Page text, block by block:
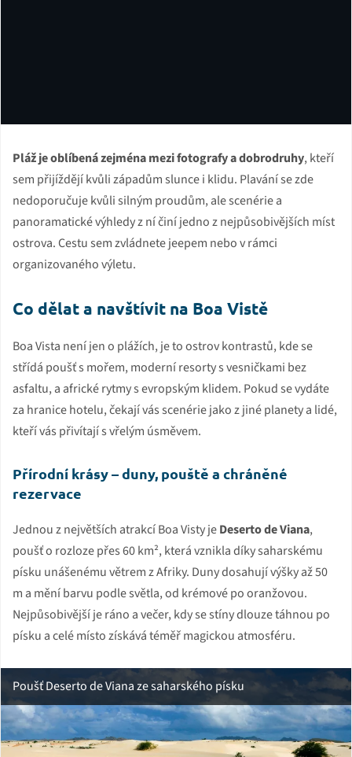
Youtube video
Tento obsah je hostován třetí stranou. Zobrazením externího obsahu
přijímátepodmínkyyoutube.com.
Přehrát
Pláž je oblíbená zejména mezi fotografy a dobrodruhy, kteří
sem přijíždějí kvůli západům slunce i klidu. Plavání se zde
nedoporučuje kvůli silným proudům, ale scenérie a
panoramatické výhledy z ní činí jedno z nejpůsobivějších míst
ostrova. Cestu sem zvládnete jeepem nebo v rámci
organizovaného výletu.
Co dělat a navštívit na Boa Vistě
Boa Vista není jen o plážích, je to ostrov kontrastů, kde se
střídá poušť s mořem, moderní resorty s vesničkami bez
asfaltu, a africké rytmy s evropským klidem. Pokud se vydáte
za hranice hotelu, čekají vás scenérie jako z jiné planety a lidé,
kteří vás přivítají s vřelým úsměvem.
Přírodní krásy – duny, pouště a chráněné
rezervace
Jednou z největších atrakcí Boa Visty jeDeserto de Viana,
poušť o rozloze přes 60 km², která vznikla díky saharskému
písku unášenému větrem z Afriky. Duny dosahují výšky až 50
m a mění barvu podle světla, od krémové po oranžovou.
Nejpůsobivější je ráno a večer, kdy se stíny dlouze táhnou po
písku a celé místo získává téměř magickou atmosféru.
Poušť Deserto de Viana ze saharského písku